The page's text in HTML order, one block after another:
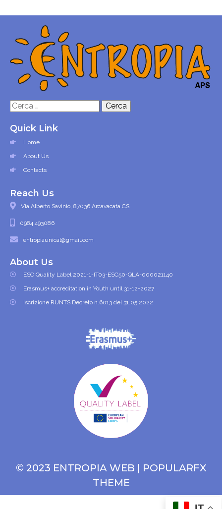
Ricerca
Quick Link
Home
About Us
Contacts
Reach Us
Via Alberto Savinio, 87036 Arcavacata CS
0984 493086
entropiaunical@gmail.com
About Us
ESC Quality Label 2021-1-IT03-ESC50-QLA-000021140
Erasmus+ accreditation in Youth until 31-12-2027
Iscrizione RUNTS Decreto n.6013 del 31.05.2022
© 2023 ENTROPIA WEB | POPULARFX
THEME